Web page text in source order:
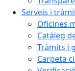
Serveis i
Oficines
Catàleg
Tràmits i
Carpeta